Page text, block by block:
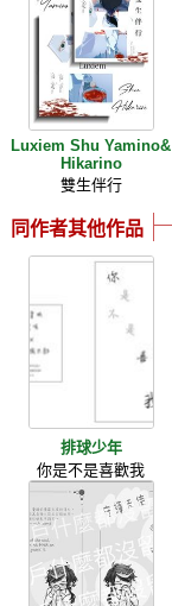
Luxiem Shu Yamino&
Hikarino
雙生伴行
同作者其他作品
排球少年
你是不是喜歡我